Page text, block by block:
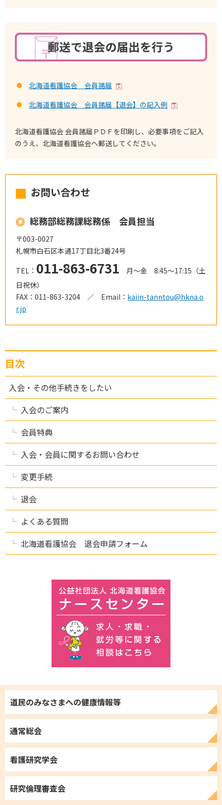
北海道看護協会 会員諸届
北海道看護協会 会員諸届【退会】の記入例
北海道看護協会 会員諸届ＰＤＦを印刷し、必要事項をご記入
のうえ、北海道看護協会へ郵送してください。
お問い合わせ
総務部総務課総務係 会員担当
〒003-0027
札幌市白石区本通17丁目北3番24号
TEL： 011-863-6731 月～金 8:45～17:15（土
日祝休）
FAX：011-863-3204 ／ Email： kaiin-tanntou@hkna.o
r.jp
目次
入会・その他手続きをしたい
入会のご案内
会員特典
入会・会員に関するお問い合わせ
変更手続
退会
よくある質問
北海道看護協会 退会申請フォーム
道民のみなさまへの健康情報等
通常総会
看護研究学会
研究倫理審査会